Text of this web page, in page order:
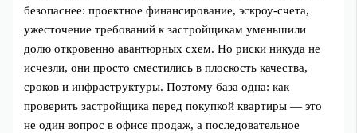
безопаснее: проектное финансирование, эскроу‑счета,
ужесточение требований к застройщикам уменьшили
долю откровенно авантюрных схем. Но риски никуда не
исчезли, они просто сместились в плоскость качества,
сроков и инфраструктуры. Поэтому база одна: как
проверить застройщика перед покупкой квартиры — это
не один вопрос в офисе продаж, а последовательное